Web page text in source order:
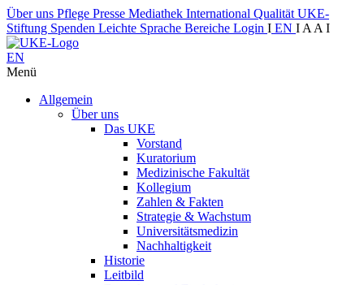
Über uns Pflege Presse Mediathek International Qualität UKE-
Stiftung Spenden Leichte Sprache Bereiche Login I EN I A A I
EN
Menü
Allgemein
Über uns
Das UKE
Vorstand
Kuratorium
Medizinische Fakultät
Kollegium
Zahlen & Fakten
Strategie & Wachstum
Universitätsmedizin
Nachhaltigkeit
Historie
Leitbild